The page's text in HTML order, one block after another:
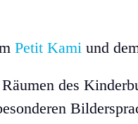
Petit Kamiund
des